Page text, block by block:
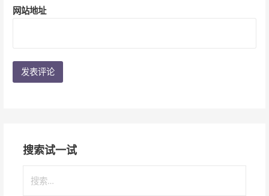
网站地址
搜索试一试
索